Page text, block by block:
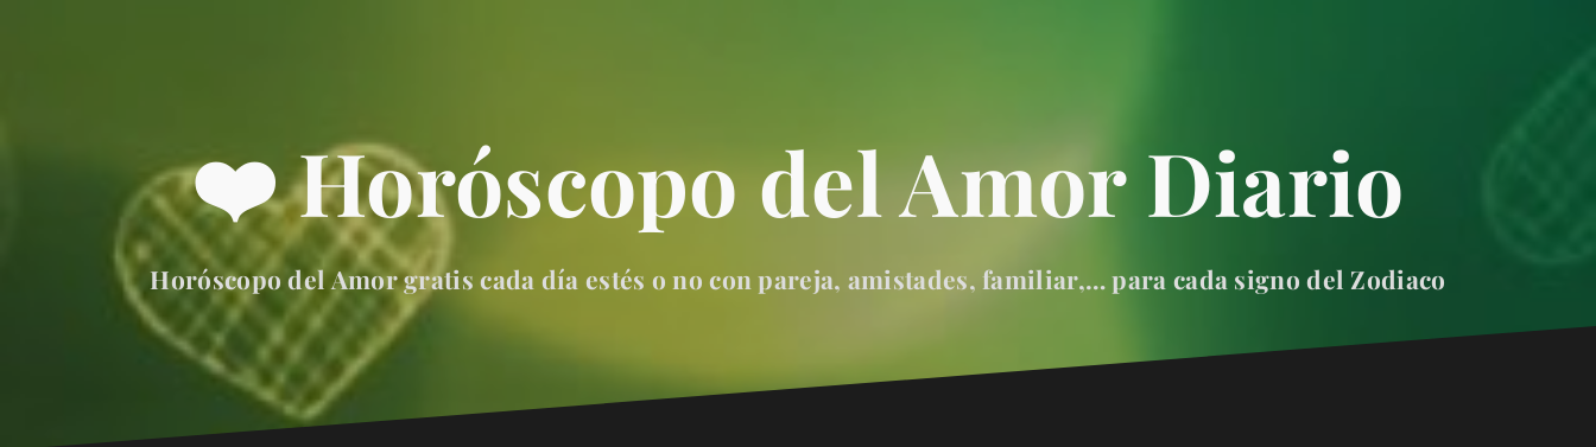
❤️ Horóscopo del Amor Diario
Horóscopo del Amor gratis cada día estés o no con pareja, amistades, familiar,… para cada signo del Zodiaco